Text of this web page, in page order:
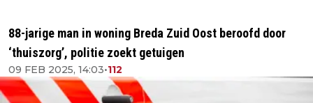
88-jarige man in woning Breda Zuid Oost beroofd door
‘thuiszorg’, politie zoekt getuigen
09 FEB 2025, 14:03•112